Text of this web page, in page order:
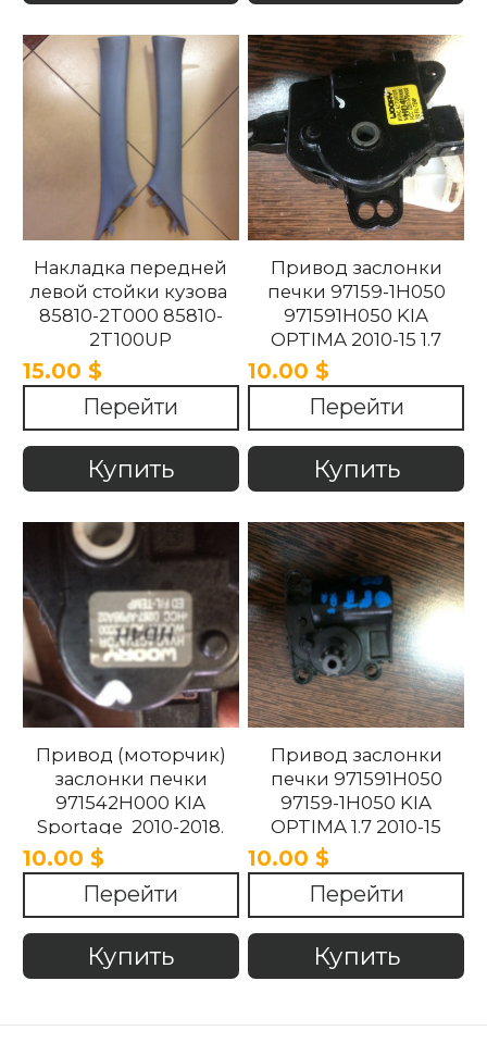
Накладка передней
левой стойки кузова
85810-2T000 85810-
2T100UP
858102T100UP
858102T000 Kia
Optima 2010 -2015.
15.00 $
Перейти
Купить
Привод заслонки
печки 97159-1H050
971591H050 KIA
OPTIMA 2010-15 1.7
10.00 $
Перейти
Купить
Привод (моторчик)
заслонки печки
971542H000 KIA
Sportage 2010-2018.
10.00 $
Перейти
Купить
Привод заслонки
печки 971591H050
97159-1H050 KIA
OPTIMA 1.7 2010-15
10.00 $
Перейти
Купить